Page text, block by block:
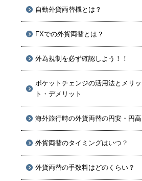
自動外貨両替機とは？
FXでの外貨両替とは？
外為規制を必ず確認しよう！！
ポケットチェンジの活用法とメリッ
ト・デメリット
海外旅行時の外貨両替の円安・円高
外貨両替のタイミングはいつ？
外貨両替の手数料はどのくらい？